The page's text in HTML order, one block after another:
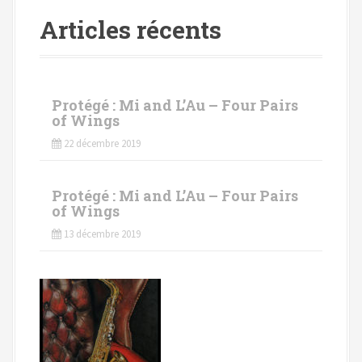
Articles récents
Protégé : Mi and L’Au – Four Pairs
of Wings
22 décembre 2019
Protégé : Mi and L’Au – Four Pairs
of Wings
13 décembre 2019